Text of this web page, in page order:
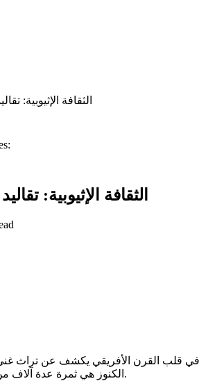
الثقافة الإثيوبية:
الثقافة الإثيوبية:
في قلب القرن الأفريقي يكشف عن تراث
الكنوز هي ثمرة عدة آلاف من السنين من الحضارة.